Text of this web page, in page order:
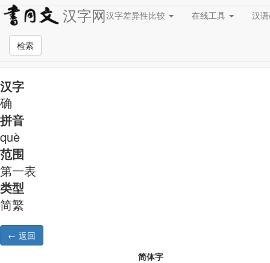
汉字网汉字差异性比较 在线工具 汉
检索
简繁异字形对照
汉字
确
拼音
què
范围
第一表
类型
简繁
简体字